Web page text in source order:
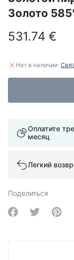
Золото
531.74 €
Нет в наличии·
Оплатите
месяц
Легкий
Поделиться
Share onShare on